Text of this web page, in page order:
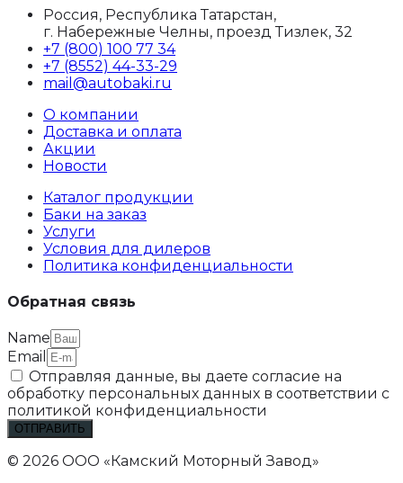
Россия, Республика Татарстан,
г. Набережные Челны, проезд Тизлек, 32
+7 (800) 100 77 34
+7 (8552) 44-33-29
mail@autobaki.ru
О компании
Доставка и оплата
Акции
Новости
Каталог продукции
Баки на заказ
Услуги
Условия для дилеров
Политика конфиденциальности
Обратная связь
Name
Email
Отправляя данные, вы даете согласие на
обработку персональных данных в соответствии с
политикой конфиденциальности
ОТПРАВИТЬ
© 2026 ООО «Камский Моторный Завод»